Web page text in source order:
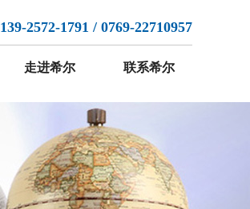
139-2572-1791 / 0769-22710957
走进希尔 联系希尔